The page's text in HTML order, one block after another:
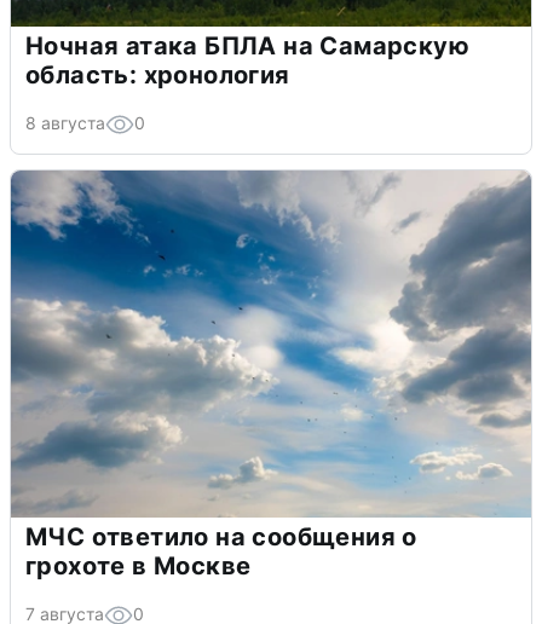
Ночная атака БПЛА на Самарскую
область: хронология
8 августа 0
МЧС ответило на сообщения о
грохоте в Москве
7 августа 0